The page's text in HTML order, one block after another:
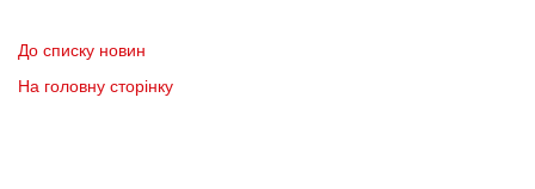
До списку новин
На головну сторінку